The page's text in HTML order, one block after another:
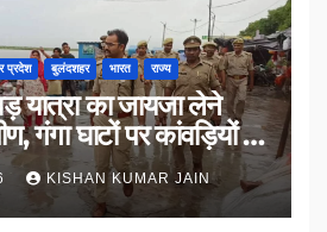
प्रदेश बुलंदशहर भारत राज्य
यात्रा का जायजा लेने
गंगा घाटों पर कांवड़ियों से
KISHAN KUMAR JAIN